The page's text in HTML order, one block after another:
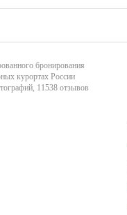
бронирования
курортах России
11538 отзывов